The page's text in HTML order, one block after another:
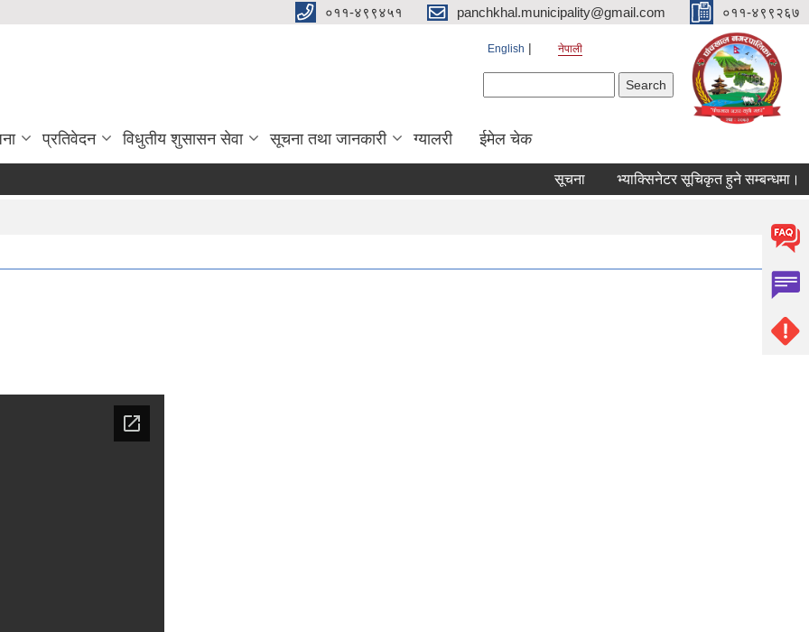
०११-४९९४५१ panchkhal.municipality@gmail.com ०११-४९९२६७
English नेपाली
प्रतिवेदन विधुतीय शुसासन सेवा सूचना तथा जानकारी ग्यालरी ईमेल चेक
सूचना भ्याक्सिनेटर सूचिकृत हुने सम्बन्धमा।